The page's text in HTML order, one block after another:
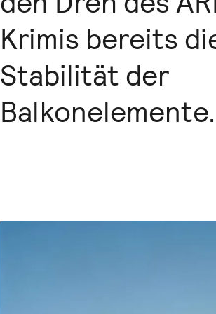
Krimis bereits
Stabilität der
Balkonelemente.